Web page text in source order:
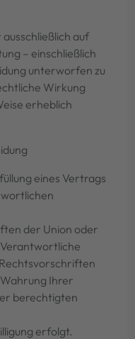
auf
– einschließlich
unterworfen zu
Wirkung
erheblich
eines Vertrags
der Union oder
Ihrer
berechtigten
erfolgt.